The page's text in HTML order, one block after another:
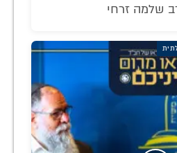
שלמה זרחי